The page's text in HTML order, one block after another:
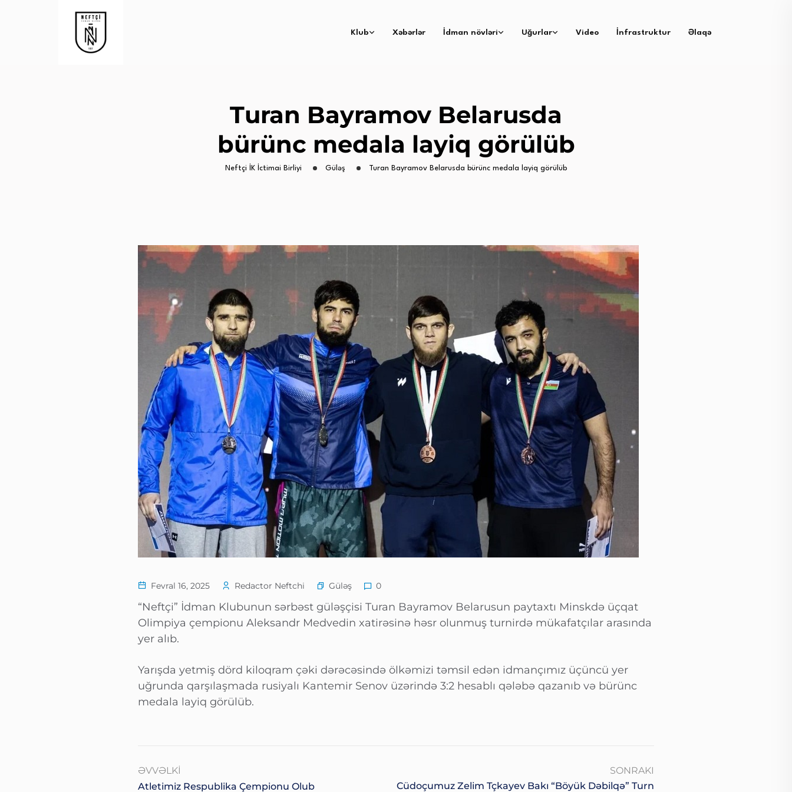
Klub Xəbərlər İdman növləri Uğurlar Video İnfrastruktur Əlaqə
Turan Bayramov Belarusda
bürünc medala layiq görülüb
Neftçi İK İctimai Birliyi Güləş Turan Bayramov Belarusda bürünc medala layiq görülüb
Fevral 16, 2025 Redactor Neftchi Güləş 0
“Neftçi” İdman Klubunun sərbəst güləşçisi Turan Bayramov Belarusun paytaxtı Minskdə üçqat
Olimpiya çempionu Aleksandr Medvedin xatirəsinə həsr olunmuş turnirdə mükafatçılar arasında
yer alıb.
Yarışda yetmiş dörd kiloqram çəki dərəcəsində ölkəmizi təmsil edən idmançımız üçüncü yer
uğrunda qarşılaşmada rusiyalı Kantemir Senov üzərində 3:2 hesablı qələbə qazanıb və bürünc
medala layiq görülüb.
ƏVVƏLKI
Atletimiz Respublika Çempionu Olub
SONRAKI
Cüdoçumuz Zelim Tçkayev Bakı “Böyük Dəbilqə” Turn